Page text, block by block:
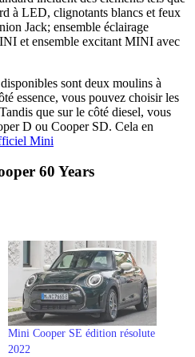
à LED, clignotants blancs et feux
Jack; ensemble éclairage
et ensemble excitant MINI avec
sont deux moulins à
essence, vous pouvez choisir les
que sur le côté diesel, vous
D ou Cooper SD. Cela en
Mini
60 Years
Mini Cooper SE édition résolute
2022